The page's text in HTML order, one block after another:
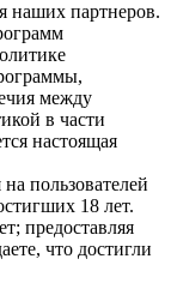
наших партнеров.
между
в части
настоящая
пользователей
18 лет.
предоставляя
что достигли